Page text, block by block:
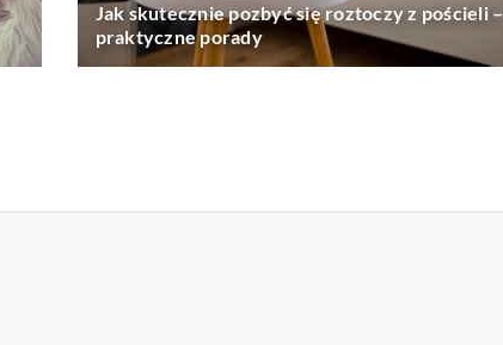
Jak skutecznie pozbyć się roztoczy z pościeli –
praktyczne porady